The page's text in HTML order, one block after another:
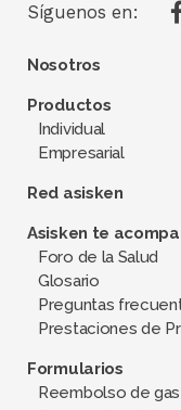
Síguenos en:
Nosotros
Productos
Individual
Empresarial
Red asisken
Asisken te
Foro de la Salud
Glosario
Preguntas
Prestaciones de
Formularios
Reembolso de